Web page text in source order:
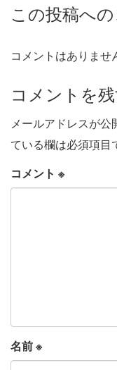
この投稿へ
コメントはありませ
コメントを
メールアドレスが公
ている欄は必須項目
コメント ※
名前※